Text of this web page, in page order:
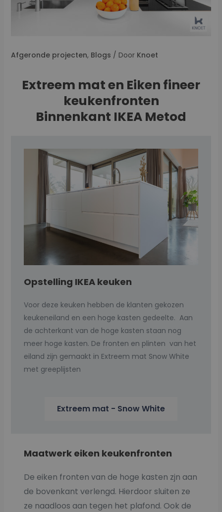
Afgeronde projecten, Blogs / Door Knoet
Extreem mat en Eiken fineer
keukenfronten
Binnenkant IKEA Metod
Opstelling IKEA keuken
Voor deze keuken hebben de klanten gekozen
keukeneiland en een hoge kasten gedeelte. Aan
de achterkant van de hoge kasten staan nog
meer hoge kasten. De fronten en plinten van het
eiland zijn gemaakt in Extreem mat Snow White
met greeplijsten
Extreem mat - Snow White
Maatwerk eiken keukenfronten
De eiken fronten van de hoge kasten zjn aan
de bovenkant verlengd. Hierdoor sluiten ze
ze naadloos aan tegen het plafond. Ook de